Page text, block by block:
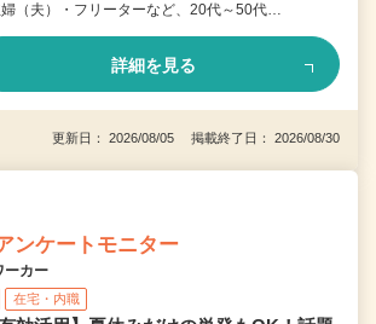
（夫）・フリーターなど、20代～50代…
詳細を見る
更新日： 2026/08/05 掲載終了日： 2026/08/30
ンケートモニター
ーカー
在宅・内職